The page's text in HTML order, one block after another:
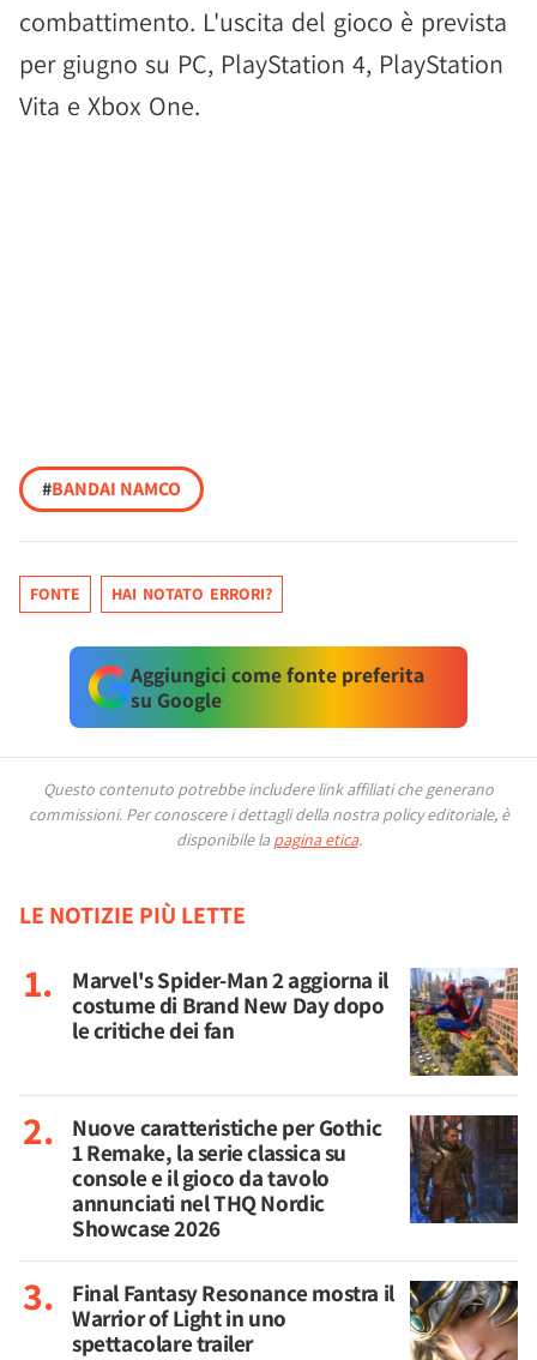
combattimento. L'uscita del gioco è prevista
per giugno su PC, PlayStation 4, PlayStation
Vita e Xbox One.
#BANDAI NAMCO
FONTE HAI NOTATO ERRORI?
Aggiungici come fonte preferita
su Google
Questo contenuto potrebbe includere link affiliati che generano
commissioni. Per conoscere i dettagli della nostra policy editoriale, è
disponibile la pagina etica.
LE NOTIZIE PIÙ LETTE
Marvel's Spider-Man 2 aggiorna il
costume di Brand New Day dopo
le critiche dei fan
Nuove caratteristiche per Gothic
1 Remake, la serie classica su
console e il gioco da tavolo
annunciati nel THQ Nordic
Showcase 2026
Final Fantasy Resonance mostra il
Warrior of Light in uno
spettacolare trailer